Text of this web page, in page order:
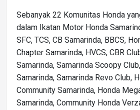
Sebanyak 22 Komunitas Honda
dalam Ikatan Motor Honda
SFC, TCS, CB Samarinda, BBCS,
Chapter Samarinda, HVCS, CBR
Samarinda, Samarinda Scoopy
Samarinda, Samarinda Revo Club,
Community Samarinda, Honda
Samarinda, Community Honda